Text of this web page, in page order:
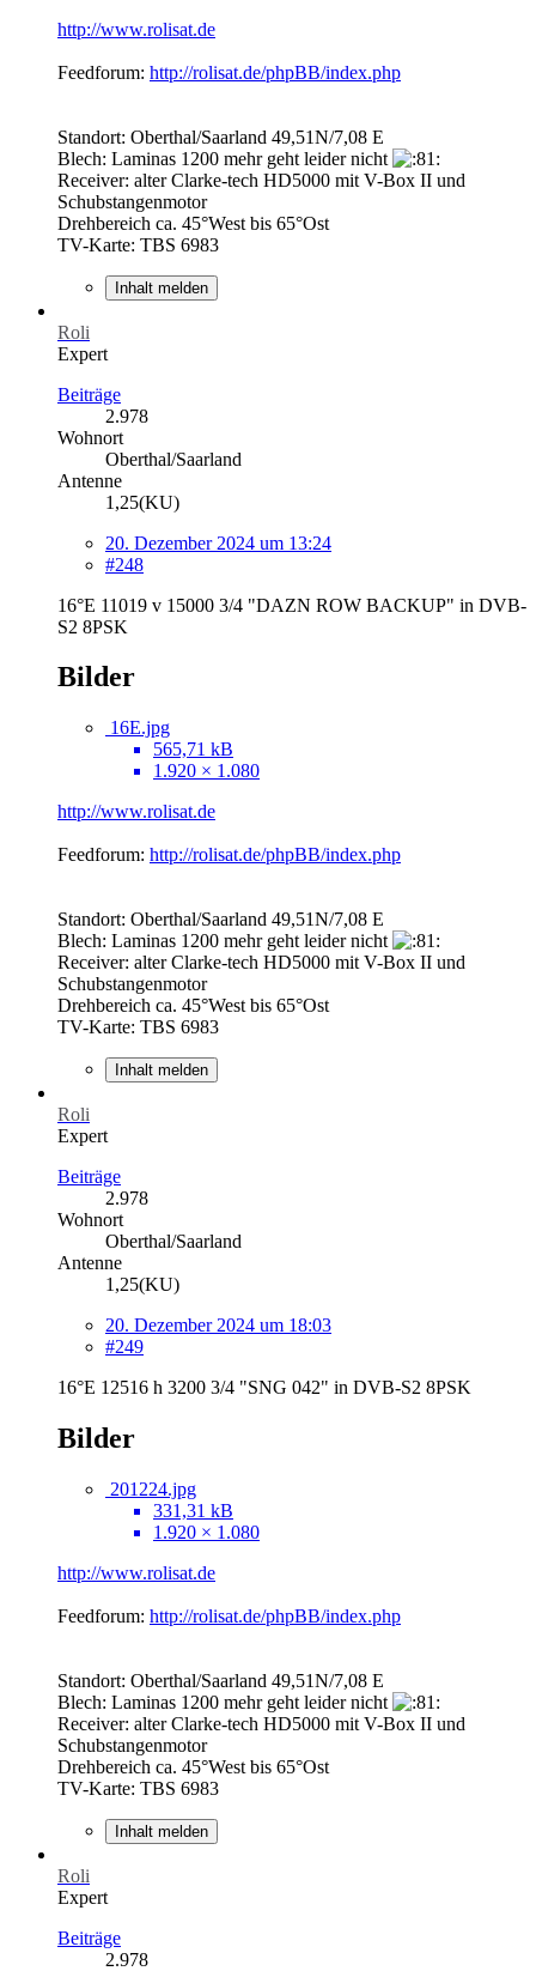
http://www.rolisat.de
Feedforum: http://rolisat.de/phpBB/index.php
Standort: Oberthal/Saarland 49,51N/7,08 E
Blech: Laminas 1200 mehr geht leider nicht
Receiver: alter Clarke-tech HD5000 mit V-Box II und
Schubstangenmotor
Drehbereich ca. 45°West bis 65°Ost
TV-Karte: TBS 6983
Inhalt melden
Roli
Expert
Beiträge
2.978
Wohnort
Oberthal/Saarland
Antenne
1,25(KU)
20. Dezember 2024 um 13:24
#248
16°E 11019 v 15000 3/4 "DAZN ROW BACKUP" in DVB-
S2 8PSK
Bilder
16E.jpg
565,71 kB
1.920 × 1.080
http://www.rolisat.de
Feedforum: http://rolisat.de/phpBB/index.php
Standort: Oberthal/Saarland 49,51N/7,08 E
Blech: Laminas 1200 mehr geht leider nicht
Receiver: alter Clarke-tech HD5000 mit V-Box II und
Schubstangenmotor
Drehbereich ca. 45°West bis 65°Ost
TV-Karte: TBS 6983
Inhalt melden
Roli
Expert
Beiträge
2.978
Wohnort
Oberthal/Saarland
Antenne
1,25(KU)
20. Dezember 2024 um 18:03
#249
16°E 12516 h 3200 3/4 "SNG 042" in DVB-S2 8PSK
Bilder
201224.jpg
331,31 kB
1.920 × 1.080
http://www.rolisat.de
Feedforum: http://rolisat.de/phpBB/index.php
Standort: Oberthal/Saarland 49,51N/7,08 E
Blech: Laminas 1200 mehr geht leider nicht
Receiver: alter Clarke-tech HD5000 mit V-Box II und
Schubstangenmotor
Drehbereich ca. 45°West bis 65°Ost
TV-Karte: TBS 6983
Inhalt melden
Roli
Expert
Beiträge
2.978